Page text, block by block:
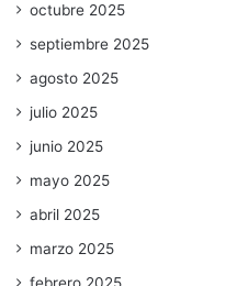
octubre 2025
septiembre 2025
agosto 2025
julio 2025
junio 2025
mayo 2025
abril 2025
marzo 2025